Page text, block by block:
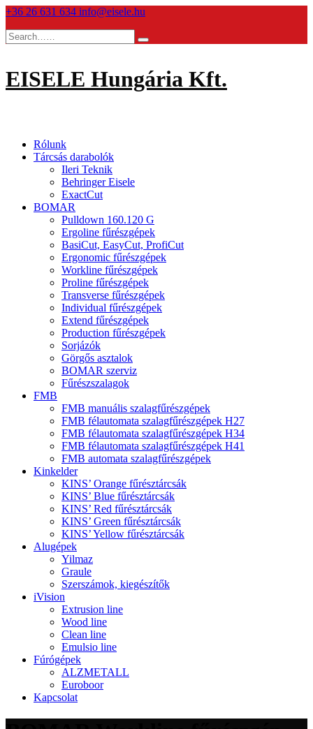
Skip
content
+36 26 631 634 info@eisele.hu
EISELE Hungária Kft.
Rólunk
Tárcsás darabolók
Ileri Teknik
Behringer Eisele
ExactCut
BOMAR
Pulldown 160.120 G
Ergoline fűrészgépek
BasiCut, EasyCut, ProfiCut
Ergonomic fűrészgépek
Workline fűrészgépek
Proline fűrészgépek
Transverse fűrészgépek
Individual fűrészgépek
Extend fűrészgépek
Production fűrészgépek
Sorjázók
Görgős asztalok
BOMAR szerviz
Fűrészszalagok
FMB
FMB manuális szalagfűrészgépek
FMB félautomata szalagfűrészgépek H27
FMB félautomata szalagfűrészgépek H34
FMB félautomata szalagfűrészgépek H41
FMB automata szalagfűrészgépek
Kinkelder
KINS’ Orange fűrésztárcsák
KINS’ Blue fűrésztárcsák
KINS’ Red fűrésztárcsák
KINS’ Green fűrésztárcsák
KINS’ Yellow fűrésztárcsák
Alugépek
Yilmaz
Graule
Szerszámok, kiegészítők
iVision
Extrusion line
Wood line
Clean line
Emulsio line
Fúrógépek
ALZMETALL
Euroboor
Kapcsolat